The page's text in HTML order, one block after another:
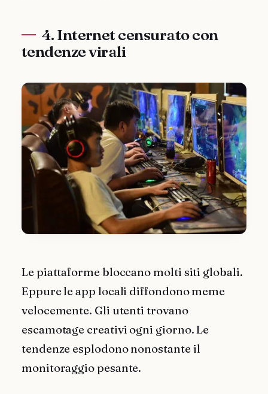
4. Internet censurato con
tendenze virali
Le piattaforme bloccano molti siti globali.
Eppure le app locali diffondono meme
velocemente. Gli utenti trovano
escamotage creativi ogni giorno. Le
tendenze esplodono nonostante il
monitoraggio pesante.